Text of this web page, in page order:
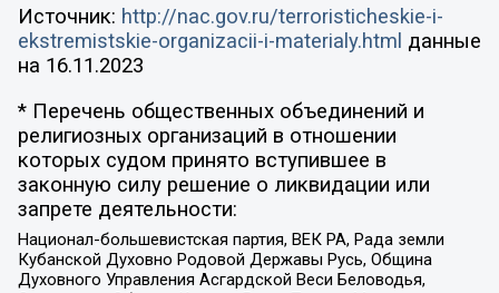
Источник: http://nac.gov.ru/terroristicheskie-i-
ekstremistskie-organizacii-i-materialy.html данные
на 16.11.2023
* Перечень общественных объединений и
религиозных организаций в отношении
которых судом принято вступившее в
законную силу решение о ликвидации или
запрете деятельности:
Национал-большевистская партия, ВЕК РА, Рада земли
Кубанской Духовно Родовой Державы Русь, Община
Духовного Управления Асгардской Веси Беловодья,